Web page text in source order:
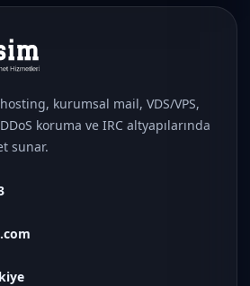
kurumsal mail, VDS/VPS,
koruma ve IRC altyapılarında
sunar.